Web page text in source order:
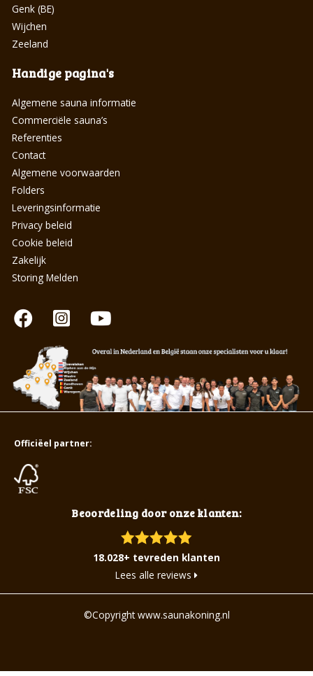
Genk (BE)
Wijchen
Zeeland
Handige pagina's
Algemene sauna informatie
Commerciële sauna’s
Referenties
Contact
Algemene voorwaarden
Folders
Leveringsinformatie
Privacy beleid
Cookie beleid
Zakelijk
Storing Melden
Beoordeling door onze klanten:
18.028+ tevreden klanten
Lees alle reviews
Officiëel partner:
©Copyright www.saunakoning.nl